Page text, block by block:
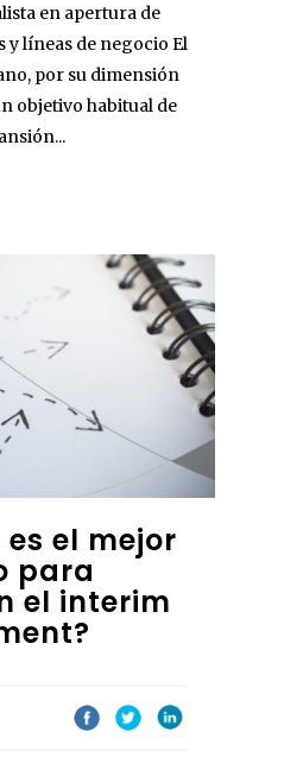
en apertura de
y líneas de negocio El
por su dimensión
objetivo habitual de
el mejor
para
el interim